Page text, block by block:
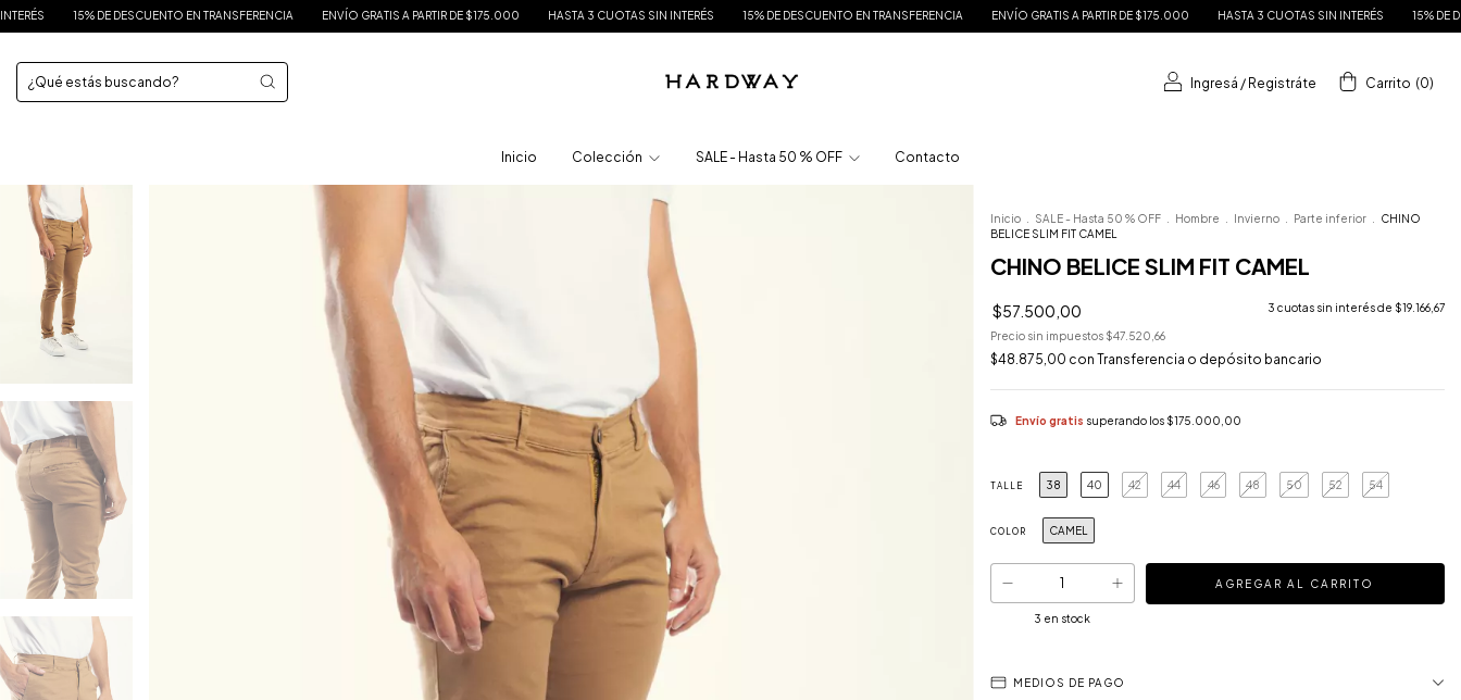
DE DESCUENTO EN TRANSFERENCIA ENVÍO GRATIS A PARTIR DE $175.000 HASTA 3 CUOTAS SIN INTERÉS 15% DE DESCUENTO EN TRANSFERENCIA ENVÍO GRATIS A PARTIR DE $175.000 HASTA 3 CUOTAS SIN INTERÉS 15% DE DESCUENTO
Ingresá / Registráte Carrito (0)
Inicio Colección SALE - Hasta 50 % OFF Contacto
Inicio SALE - Hasta 50 % OFF Hombre Invierno Parte inferior
CHINO
BELICE SLIM FIT CAMEL
CHINO BELICE SLIM FIT CAMEL
$57.500,00 3 cuotas sin interés de $19.166,67
Precio sin impuestos $47.520,66
$48.875,00 con Transferencia o depósito bancario
Envío gratis superando los $175.000,00
TALLE 38 40 42 44 46 48 50 52 54
COLOR CAMEL
3 en stock
MEDIOS DE PAGO